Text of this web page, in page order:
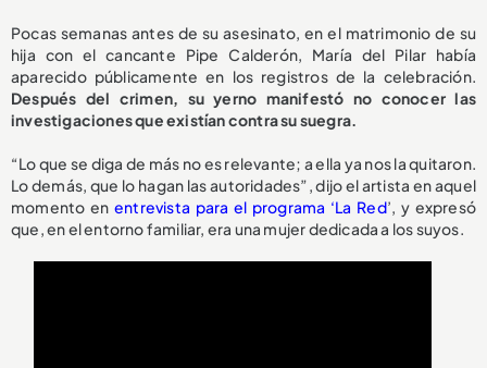
Pocas semanas antes de su asesinato, en el matrimonio de su
hija con el cancante Pipe Calderón, María del Pilar había
aparecido públicamente en los registros de la celebración.
Después del crimen, su yerno manifestó no conocer las
investigaciones que existían contra su suegra.
“Lo que se diga de más no es relevante; a ella ya nos la quitaron.
Lo demás, que lo hagan las autoridades”, dijo el artista en aquel
momento en entrevista para el programa ‘La Red’, y expresó
que, en el entorno familiar, era una mujer dedicada a los suyos.